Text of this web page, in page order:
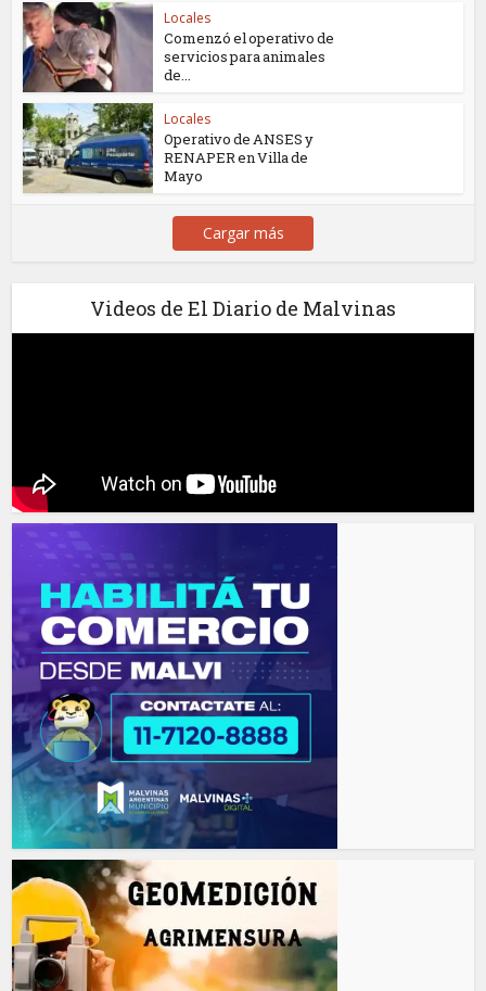
Locales
Comenzó el operativo de
servicios para animales
de...
Locales
Operativo de ANSES y
RENAPER en Villa de
Mayo
Cargar más
Videos de El Diario de Malvinas